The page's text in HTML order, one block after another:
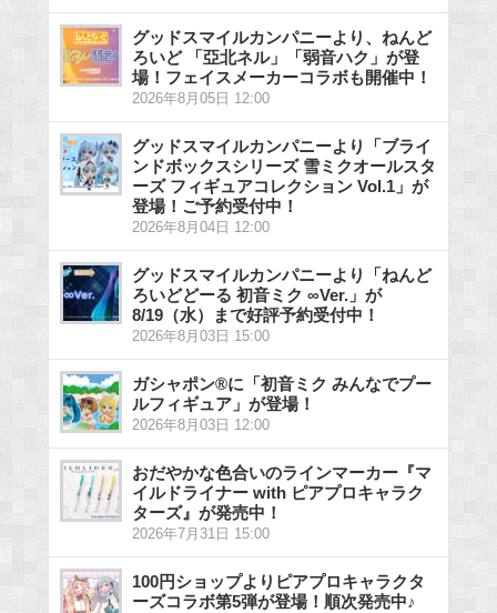
グッドスマイルカンパニーより、ねんど
ろいど 「亞北ネル」「弱音ハク」が登
場！フェイスメーカーコラボも開催中！
2026年8月05日 12:00
グッドスマイルカンパニーより「ブライ
ンドボックスシリーズ 雪ミクオールスタ
ーズ フィギュアコレクション Vol.1」が
登場！ご予約受付中！
2026年8月04日 12:00
グッドスマイルカンパニーより「ねんど
ろいどどーる 初音ミク ∞Ver.」が
8/19（水）まで好評予約受付中！
2026年8月03日 15:00
ガシャポン®に「初音ミク みんなでプー
ルフィギュア」が登場！
2026年8月03日 12:00
おだやかな色合いのラインマーカー『マ
イルドライナー with ピアプロキャラク
ターズ』が発売中！
2026年7月31日 15:00
100円ショップよりピアプロキャラクタ
ーズコラボ第5弾が登場！順次発売中♪